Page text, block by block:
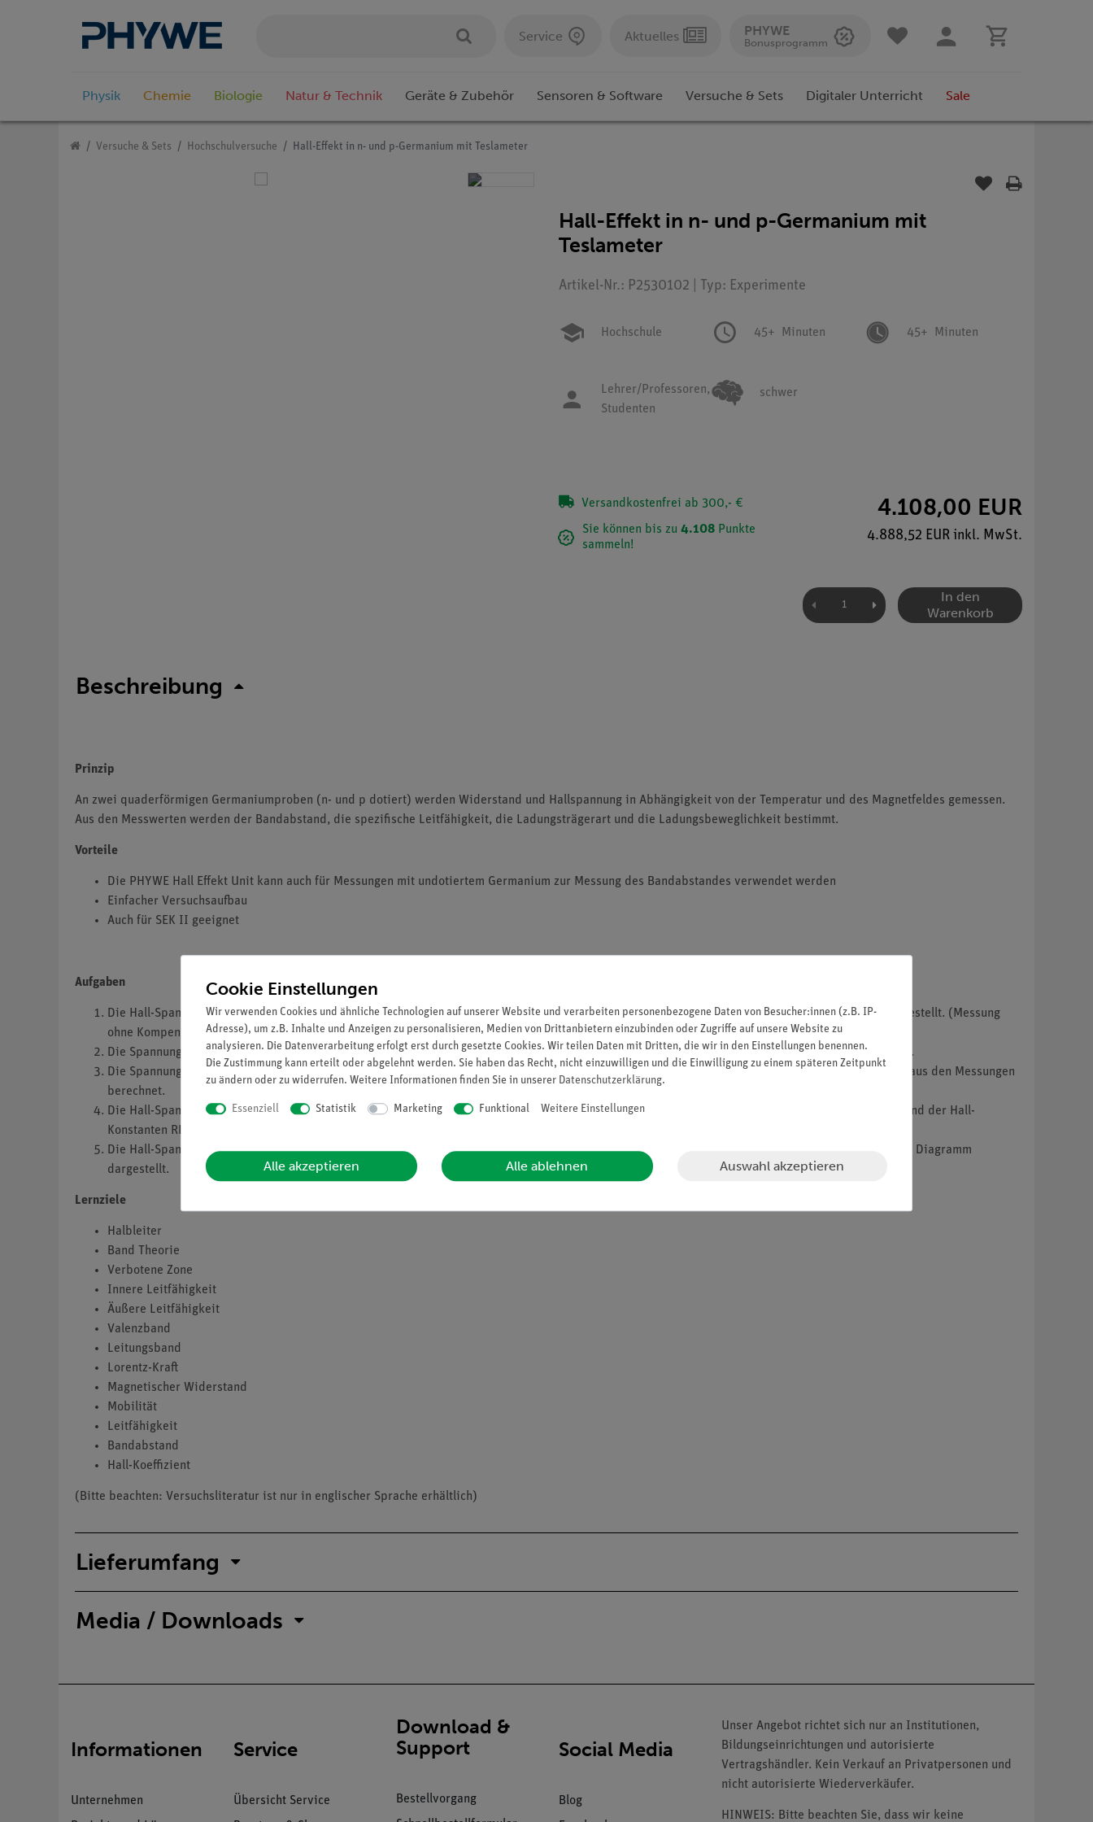
Service Aktuelles PHYWE
Bonusprogramm
Physik Chemie Biologie Natur & Technik Geräte & Zubehör Sensoren & Software Versuche & Sets Digitaler Unterricht Sale
Versuche & Sets Hochschulversuche Hall-Effekt in n- und p-Germanium mit Teslameter
Hall-Effekt in n- und p-Germanium mit
Teslameter
Artikel-Nr.: P2530102 | Typ: Experimente
Hochschule 45+ Minuten 45+ Minuten
Lehrer/Professoren,
Studenten
schwer
Versandkostenfrei ab 300,- €
Sie können bis zu 4.108 Punkte
sammeln!
4.108,00 EUR
4.888,52 EUR inkl. MwSt.
In den
Warenkorb
Beschreibung
Prinzip
An zwei quaderförmigen Germaniumproben (n- und p dotiert) werden Widerstand und Hallspannung in Abhängigkeit von der Temperatur und des Magnetfeldes gemessen.
Aus den Messwerten werden der Bandabstand, die spezifische Leitfähigkeit, die Ladungsträgerart und die Ladungsbeweglichkeit bestimmt.
Vorteile
Die PHYWE Hall Effekt Unit kann auch für Messungen mit undotiertem Germanium zur Messung des Bandabstandes verwendet werden
Einfacher Versuchsaufbau
Auch für SEK II geeignet
Aufgaben
Die Hall-Spannung wird bei Raumtemperatur und konstantem Magnetfeld in Abhängigkeit vom Steuerstrom gemessen und in einem Diagramm dargestellt. (Messung
ohne Kompensation für defekte Spannung).
Die Spannung über der Probe wird bei Raumtemperatur und unter ständiger Kontrolle in Abhängigkeit von der magnetischen Induktion B gemessen.
Die Spannung über der Probe wird bei ständiger Kontrolle in Abhängigkeit von der Temperatur gemessen. Der Bandabstand des Germaniums wird aus den Messungen
berechnet.
Die Hall-Spannung UH wird in Abhängigkeit von der magnetischen Induktion B bei Raumtemperatur gemessen. Das Vorzeichen der Ladungsträger und der Hall-
Konstanten RH wird zusammen Hall Mobilität mH und der Ladungsträgerkonzentration p aus den Messungen berechnet.
Die Hall-Spannung UH wird in Abhängigkeit von der Temperatur bei konstanter magnetischer Induktion B gemessen und die Werte werden in einem Diagramm
dargestellt.
Lernziele
Halbleiter
Band Theorie
Verbotene Zone
Innere Leitfähigkeit
Äußere Leitfähigkeit
Valenzband
Leitungsband
Lorentz-Kraft
Magnetischer Widerstand
Mobilität
Leitfähigkeit
Bandabstand
Hall-Koeffizient
(Bitte beachten: Versuchsliteratur ist nur in englischer Sprache erhältlich)
Lieferumfang
Media / Downloads
Informationen
Unternehmen
Service
Übersicht Service
Download &
Support
Bestellvorgang
Social Media
Blog
Unser Angebot richtet sich nur an Institutionen,
Bildungseinrichtungen und autorisierte
Vertragshändler. Kein Verkauf an Privatpersonen und
nicht autorisierte Wiederverkäufer.
HINWEIS: Bitte beachten Sie, dass wir keine
Cookie Einstellungen
Wir verwenden Cookies und ähnliche Technologien auf unserer Website und verarbeiten personenbezogene Daten von Besucher:innen (z.B. IP-
Adresse), um z.B. Inhalte und Anzeigen zu personalisieren, Medien von Drittanbietern einzubinden oder Zugriffe auf unsere Website zu
analysieren. Die Datenverarbeitung erfolgt erst durch gesetzte Cookies. Wir teilen Daten mit Dritten, die wir in den Einstellungen benennen.
Die Zustimmung kann erteilt oder abgelehnt werden. Sie haben das Recht, nicht einzuwilligen und die Einwilligung zu einem späteren Zeitpunkt
zu ändern oder zu widerrufen. Weitere Informationen finden Sie in unserer Daten­schutz­erklärung.
Essenziell Statistik Marketing Funktional Weitere Einstellungen
Alle akzeptieren Alle ablehnen Auswahl akzeptieren